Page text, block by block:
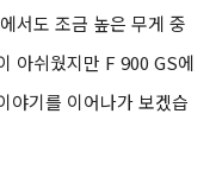
서도 조금 높은 무게 중
아쉬웠지만 F 900 GS에
야기를 이어나가 보겠습